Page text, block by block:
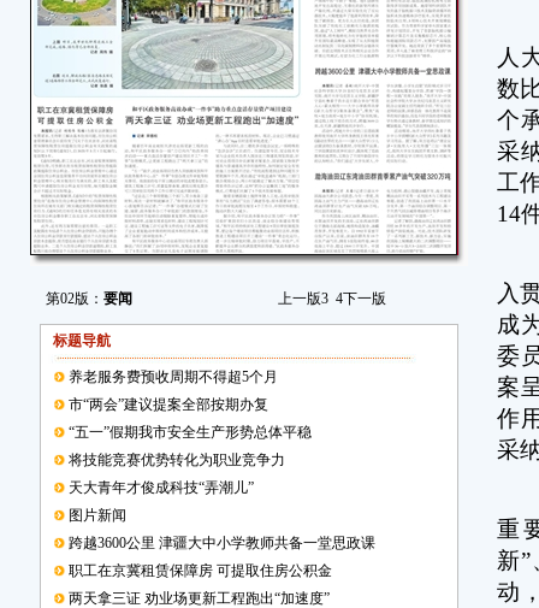
第02版： 要闻 上一版3 4下一版
标题导航
养老服务费预收周期不得超5个月
市“两会”建议提案全部按期办复
“五一”假期我市安全生产形势总体平稳
将技能竞赛优势转化为职业竞争力
天大青年才俊成科技“弄潮儿”
图片新闻
跨越3600公里 津疆大中小学教师共备一堂思政课
职工在京冀租赁保障房 可提取住房公积金
两天拿三证 劝业场更新工程跑出“加速度”
人
数
个
采
工
14
入
成
委
案
作
采
重
新
动